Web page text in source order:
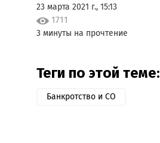
23 марта 2021 г., 15:13
1711
3 минуты на прочтение
Теги по этой теме:
Банкротство и СО